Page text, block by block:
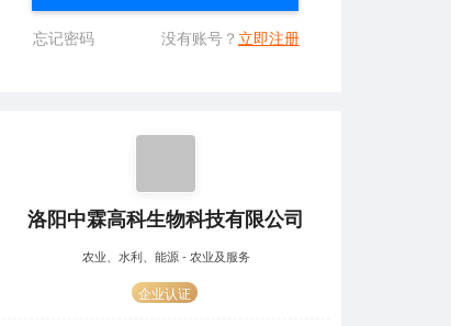
忘记密码 没有账号？ 立即注册
洛阳中霖高科生物科技有限公司
农业、水利、能源 - 农业及服务
企业认证